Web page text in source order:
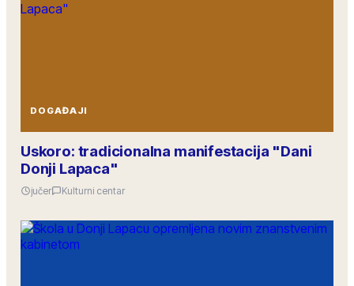
DOGAĐAJI
Uskoro: tradicionalna manifestacija "Dani
Donji Lapaca"
jučer Kulturni centar